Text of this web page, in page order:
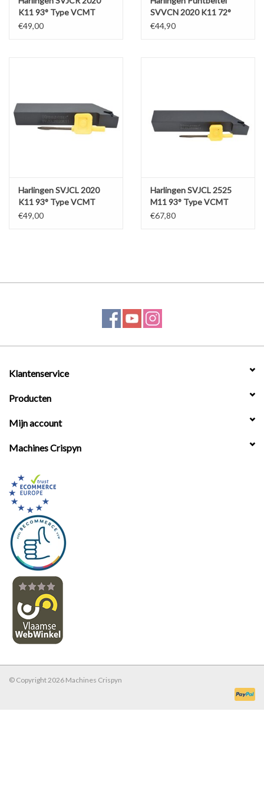
K11 93° Type VCMT
€49,00
SVVCN 2020 K11 72°
Type VCMT
€44,90
Harlingen SVJCL 2020
K11 93° Type VCMT
€49,00
Harlingen SVJCL 2525
M11 93° Type VCMT
€67,80
Klantenservice
Producten
Mijn account
Machines Crispyn
© Copyright 2026 Machines Crispyn